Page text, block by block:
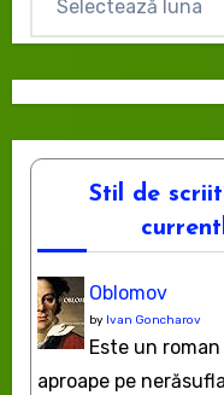
Stil de
Oblomov
by Ivan Goncharov
Este un
aproape pe